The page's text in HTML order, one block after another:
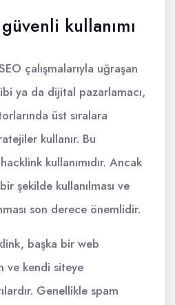
kullanımı
çalışmalarıyla uğraşan
ya da dijital pazarlamacı,
üst sıralara
kullanır. Bu
kullanımıdır. Ancak
şekilde kullanılması ve
son derece önemlidir.
başka bir web
ve kendi siteye
Genellikle spam